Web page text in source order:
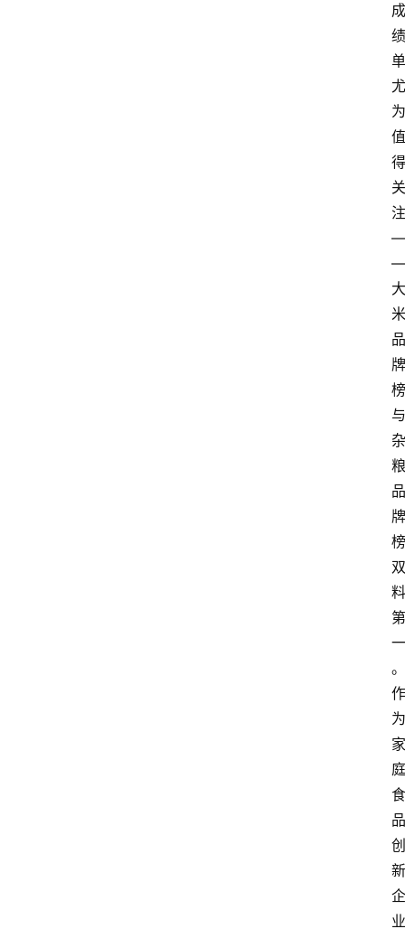
成
绩
单
尤
为
值
得
关
注
—
—
大
米
品
牌
榜
与
杂
粮
品
牌
榜
双
料
第
一
。
作
为
家
庭
食
品
创
新
企
业